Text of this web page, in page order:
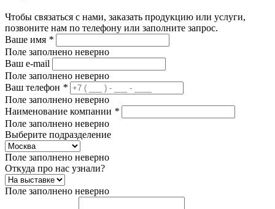
Чтобы связаться с нами, заказать продукцию или услуги,
позвоните нам по телефону или заполните запрос.
Ваше имя *
Поле заполнено неверно
Ваш e-mail
Поле заполнено неверно
Ваш телефон *
Поле заполнено неверно
Наименование компании *
Поле заполнено неверно
Выберите подразделение
Поле заполнено неверно
Откуда про нас узнали?
Поле заполнено неверно